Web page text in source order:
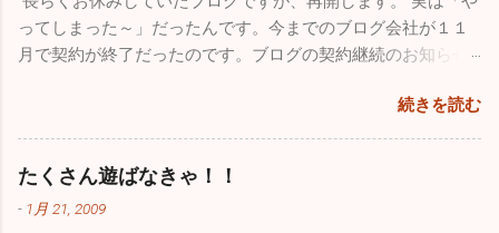
転、またこのブログをしっかりした素晴らし
いものに築き上げて行きたいと思っていま
す。 一番うれしかったことはこれ！！ 小学校
の頃から憧れていたブルーインパルス。ブル
飛行機が大好きで小さい時から父に連れられ
ログの新たな立ち上げ準備のため１１月は１
回も投稿していませんでしたが、１１月も
色々ありました。仲良しのあの人（！？）と
鼻科の長先生と紅葉カヤックツアーに出かけ
ました。 休診日の水曜日、早朝に横浜を出
発。富士五湖の本栖湖に赴きました。紅葉の
ってしまった～」だったんです。今までのブログ会社が１１
月で契約が終了だったのです。ブログの契約継続のお知らせ
書けなくなってしまいました。多くの人たちの力も借りて
色々対処したのですが、時すでに遅く今までのブログがすべ
て消えてしまいました。１７年間の自分の軌跡は一瞬で吹っ
飛んでしまいました。物凄い財産をなくした気分で落ち込み
ました。HPを管理している会社の方も、何とか復活できない
続きを読む
たくさん遊ばなきゃ！！
- 1月 21, 2009